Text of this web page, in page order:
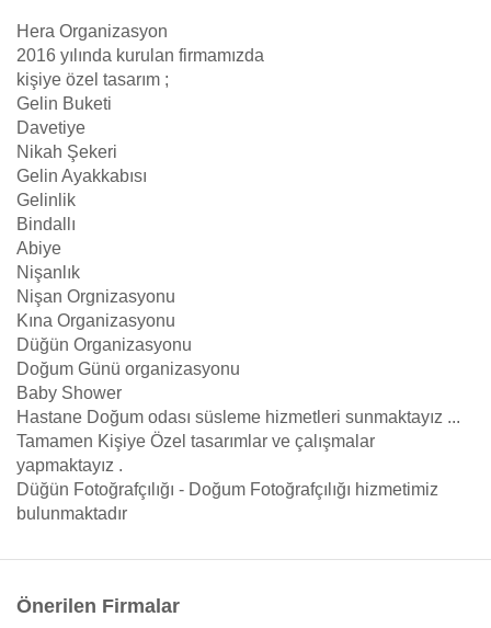
Hera Organizasyon
2016 yılında kurulan firmamızda
kişiye özel tasarım ;
Gelin Buketi
Davetiye
Nikah Şekeri
Gelin Ayakkabısı
Gelinlik
Bindallı
Abiye
Nişanlık
Nişan Orgnizasyonu
Kına Organizasyonu
Düğün Organizasyonu
Doğum Günü organizasyonu
Baby Shower
Hastane Doğum odası süsleme hizmetleri sunmaktayız ...
Tamamen Kişiye Özel tasarımlar ve çalışmalar
yapmaktayız .
Düğün Fotoğrafçılığı - Doğum Fotoğrafçılığı hizmetimiz
bulunmaktadır
Önerilen Firmalar